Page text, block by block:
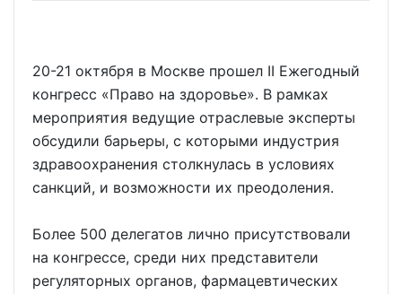
20-21 октября в Москве прошел II Ежегодный
конгресс «Право на здоровье». В рамках
мероприятия ведущие отраслевые эксперты
обсудили барьеры, с которыми индустрия
здравоохранения столкнулась в условиях
санкций, и возможности их преодоления.
Более 500 делегатов лично присутствовали
на конгрессе, среди них представители
регуляторных органов, фармацевтических